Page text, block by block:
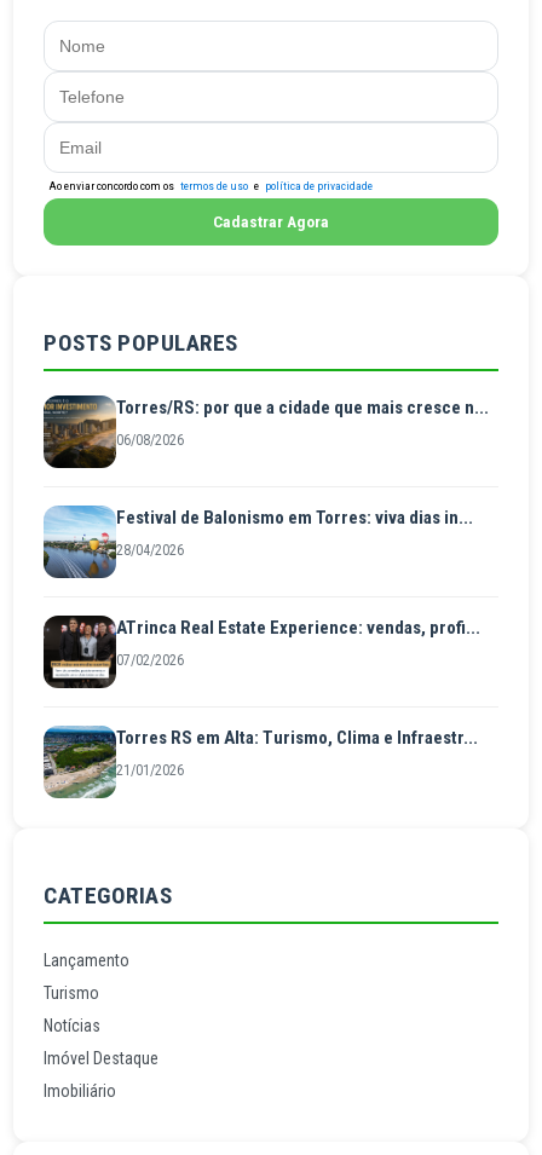
Ao enviar concordo com os termos de uso e política de privacidade
Cadastrar Agora
POSTS POPULARES
Torres/RS: por que a cidade que mais cresce n...
06/08/2026
Festival de Balonismo em Torres: viva dias in...
28/04/2026
ATrinca Real Estate Experience: vendas, profi...
07/02/2026
Torres RS em Alta: Turismo, Clima e Infraestr...
21/01/2026
CATEGORIAS
Lançamento
Turismo
Notícias
Imóvel Destaque
Imobiliário